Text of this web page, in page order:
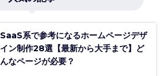
SaaS系で参考になるホームページデザ
イン制作28選【最新から大手まで】ど
んなページが必要？